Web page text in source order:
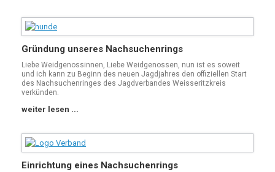
Gründung unseres Nachsuchenrings
Liebe Weidgenossinnen, Liebe Weidgenossen, nun ist es soweit
und ich kann zu Beginn des neuen Jagdjahres den offiziellen Start
des Nachsuchenringes des Jagdverbandes Weisseritzkreis
verkünden.
weiter lesen ...
Einrichtung eines Nachsuchenrings